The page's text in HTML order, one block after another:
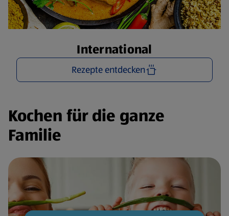
International
Rezepte entdecken
Kochen für die ganze
Familie